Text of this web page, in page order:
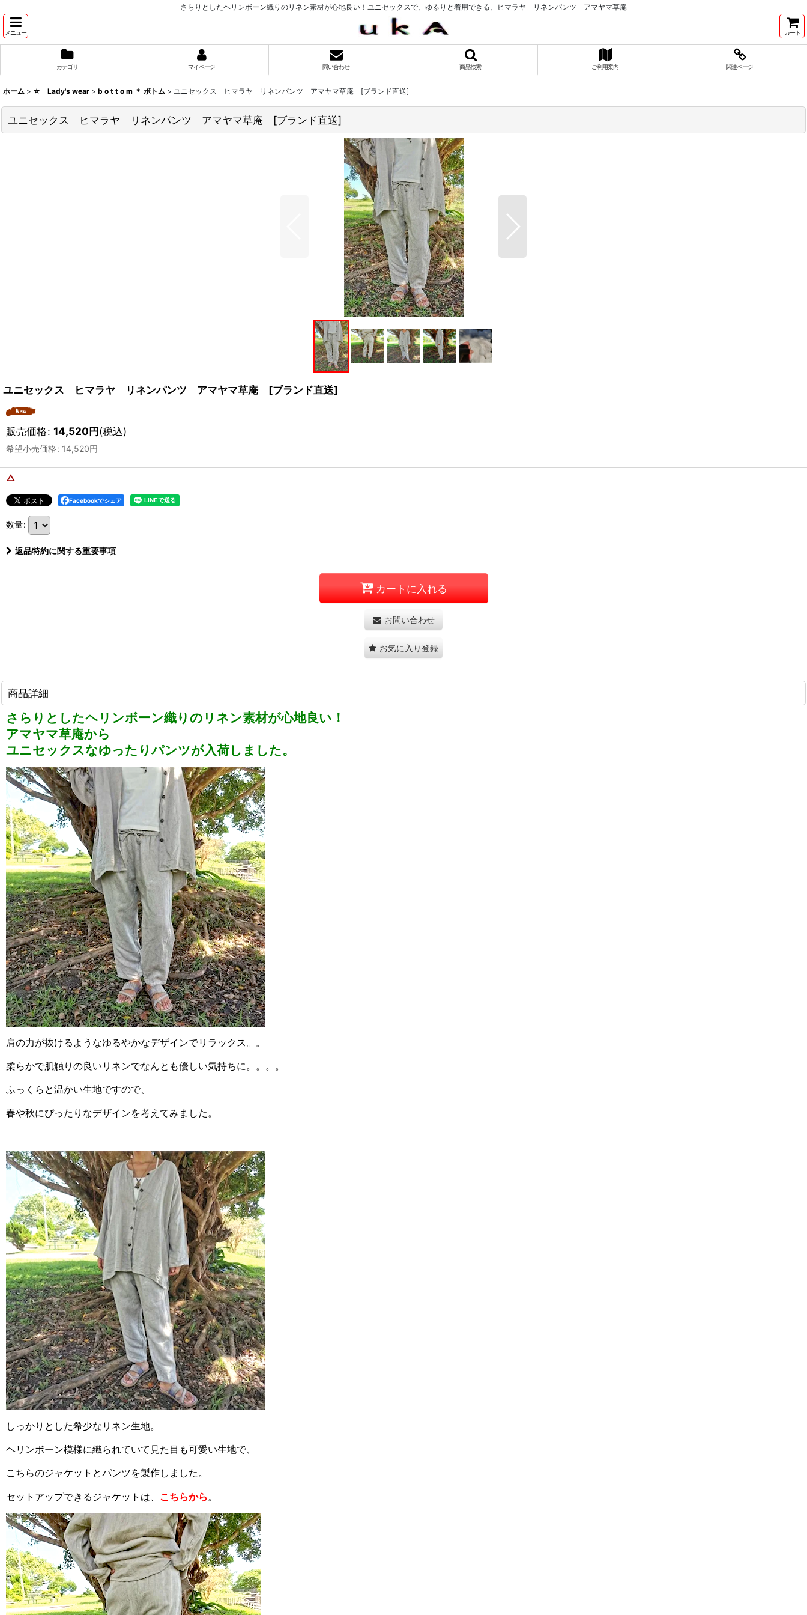
さらりとしたヘリンボーン織りのリネン素材が心地良い！ユニセックスで、ゆるりと着用できる、ヒマラヤ リネンパンツ アマヤマ草庵
メニュー カート
カテゴリ マイページ 問い合わせ 商品検索 ご利用案内 関連ページ
ホーム > ☆ Lady's wear > b o t t o m ＊ ボトム > ユニセックス ヒマラヤ リネンパンツ アマヤマ草庵 [ブランド直送]
ユニセックス ヒマラヤ リネンパンツ アマヤマ草庵 [ブランド直送]
ユニセックス ヒマラヤ リネンパンツ アマヤマ草庵 [ブランド直送]
販売価格: 14,520円(税込)
希望小売価格: 14,520円
△
Facebookでシェア
数量:
返品特約に関する重要事項
カートに入れる
お問い合わせ
お気に入り登録
商品詳細
さらりとしたヘリンボーン織りのリネン素材が心地良い！
アマヤマ草庵から
ユニセックスなゆったりパンツが入荷しました。
肩の力が抜けるようなゆるやかなデザインでリラックス。。
柔らかで肌触りの良いリネンでなんとも優しい気持ちに。。。。
ふっくらと温かい生地ですので、
春や秋にぴったりなデザインを考えてみました。
しっかりとした希少なリネン生地。
ヘリンボーン模様に織られていて見た目も可愛い生地で、
こちらのジャケットとパンツを製作しました。
セットアップできるジャケットは、 こちらから 。